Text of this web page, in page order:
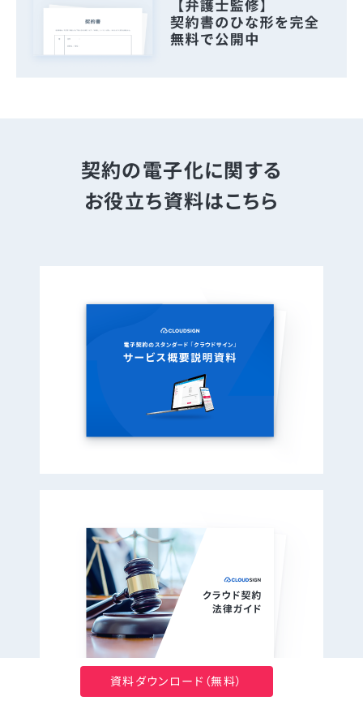
契約の電子化に関する
お役立ち資料はこちら
資料ダウンロード（無料）